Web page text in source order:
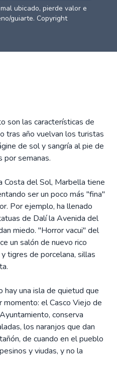
ubicado, pierde valor e
guiarte. Copyright
son las características de
tras año vuelvan los turistas
de sol y sangría al pie de
por semanas.
Costa del Sol, Marbella tiene
ser un poco más "fina"
Por ejemplo, ha llenado
de Dalí la Avenida del
miedo. "Horror vacui" del
un salón de nuevo rico
tigres de porcelana, sillas
hay una isla de quietud que
momento: el Casco Viejo de
conserva
los naranjos que dan
de cuando en el pueblo
y viudas, y no la